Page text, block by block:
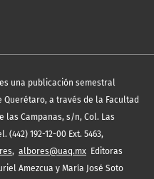
una publicación semestral
a través de la Facultad
las Campanas, s/n, Col. Las
(442) 192-12-00 Ext. 5463,
, albores@uaq.mx Editoras
Amezcua y María José Soto